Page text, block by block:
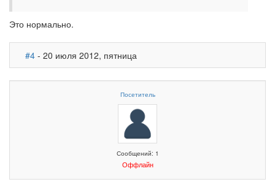
Это нормально.
#4 - 20 июля 2012, пятница
Посетитель
Сообщений: 1
Оффлайн